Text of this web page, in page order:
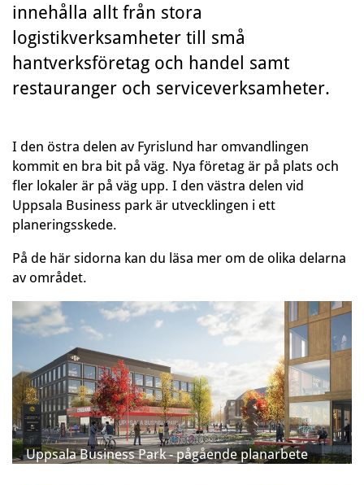
innehålla allt från stora
logistikverksamheter till små
hantverksföretag och handel samt
restauranger och serviceverksamheter.
I den östra delen av Fyrislund har omvandlingen
kommit en bra bit på väg. Nya företag är på plats och
fler lokaler är på väg upp. I den västra delen vid
Uppsala Business park är utvecklingen i ett
planeringsskede.
På de här sidorna kan du läsa mer om de olika delarna
av området.
Uppsala Business Park - pågående planarbete